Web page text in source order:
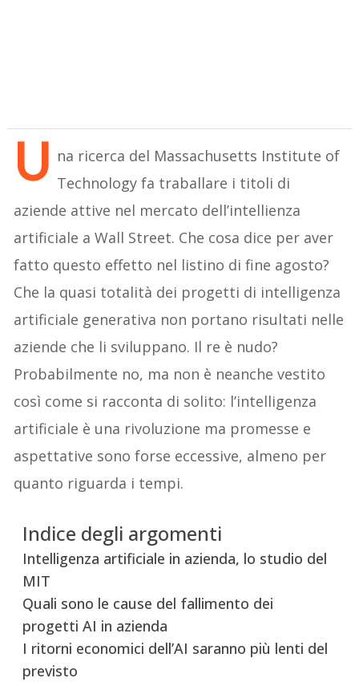
U na ricerca del Massachusetts Institute of
Technology fa traballare i titoli di
aziende attive nel mercato dell’intellienza
artificiale a Wall Street. Che cosa dice per aver
fatto questo effetto nel listino di fine agosto?
Che la quasi totalità dei progetti di intelligenza
artificiale generativa non portano risultati nelle
aziende che li sviluppano. Il re è nudo?
Probabilmente no, ma non è neanche vestito
così come si racconta di solito: l’intelligenza
artificiale è una rivoluzione ma promesse e
aspettative sono forse eccessive, almeno per
quanto riguarda i tempi.
Indice degli argomenti
Intelligenza artificiale in azienda, lo studio del
MIT
Quali sono le cause del fallimento dei
progetti AI in azienda
I ritorni economici dell’AI saranno più lenti del
previsto